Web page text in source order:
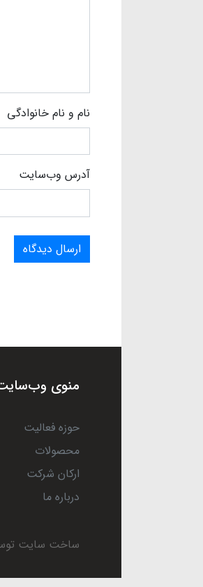
نام و نام خانوادگی
آدرس وب‌سایت
ارسال دیدگاه
منوی
حوزه فعالیت
محصولات
ارکان شرکت
درباره ما
ساخت سایت